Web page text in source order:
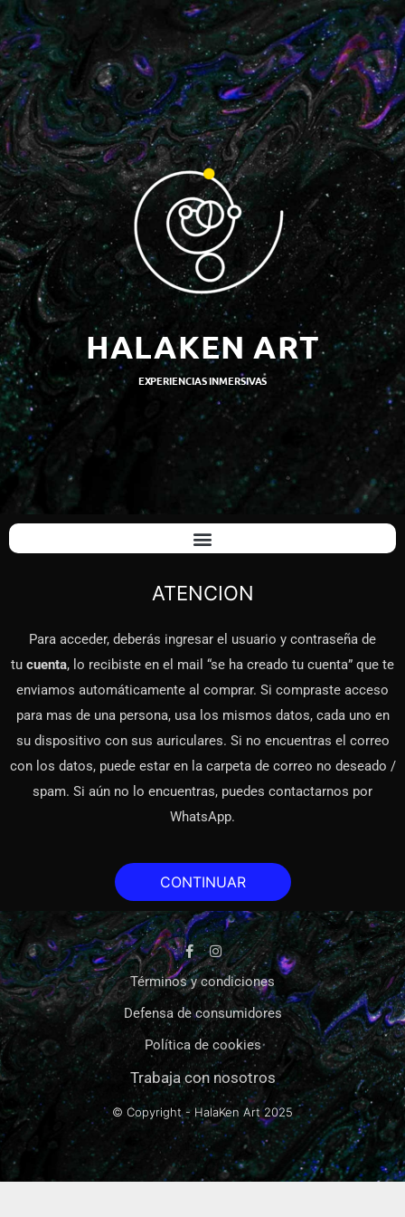
HALAKEN ART
EXPERIENCIAS INMERSIVAS
ATENCION
Para acceder, deberás ingresar el usuario y contraseña de
tu cuenta, lo recibiste en el mail “se ha creado tu cuenta” que te
enviamos automáticamente al comprar. Si compraste acceso
para mas de una persona, usa los mismos datos, cada uno en
su dispositivo con sus auriculares. Si no encuentras el correo
con los datos, puede estar en la carpeta de correo no deseado /
spam. Si aún no lo encuentras, puedes contactarnos por
WhatsApp.
CONTINUAR
Términos y condiciones
Defensa de consumidores
Política de cookies
Trabaja con nosotros
© Copyright - HalaKen Art2025